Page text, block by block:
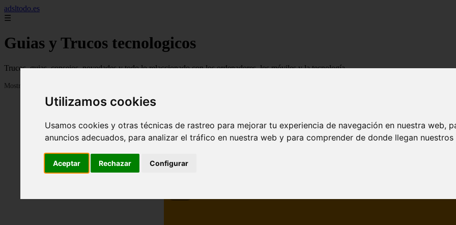
Utilizamos cookies
Usamos cookies y otras técnicas de rastreo para mejorar tu experiencia de navegación en nuestra web,
anuncios adecuados, para analizar el tráfico en nuestra web y para comprender de donde llegan
Aceptar Rechazar Configurar
adsltodo.es
☰
Guias y Trucos tecnologicos
Trucos, guias, consejos, novedades y todo lo relaccionado con los ordenadores, los móviles y la tecnología
Mostrando 1 - 24 de 148 artículos